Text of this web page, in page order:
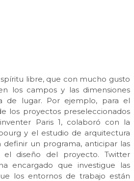
libre, que con mucho gusto
los campos y las dimensiones
de lugar. Por ejemplo, para el
los proyectos preseleccionados
Paris 1, colaboró con la
y el estudio de arquitectura
definir un programa, anticipar las
el diseño del proyecto. Twitter
encargado que investigue las
los entornos de trabajo están